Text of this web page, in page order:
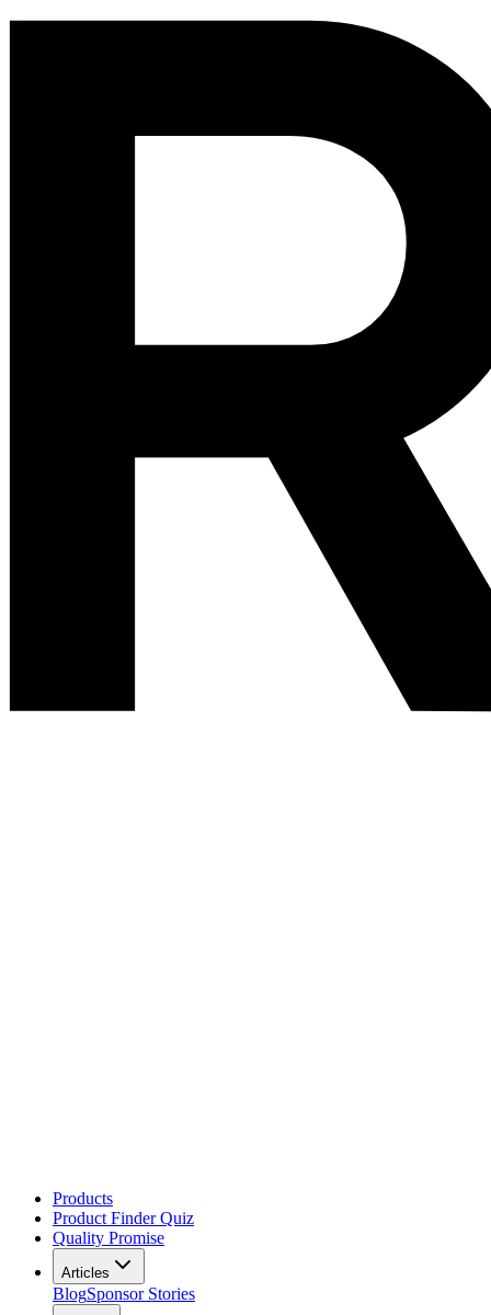
Products
Product Finder Quiz
Quality Promise
Articles
BlogSponsor Stories